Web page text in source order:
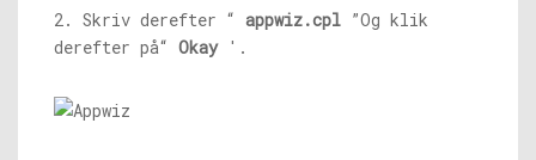
2. Skriv derefter “ appwiz.cpl ”Og klik
derefter på“ Okay'.